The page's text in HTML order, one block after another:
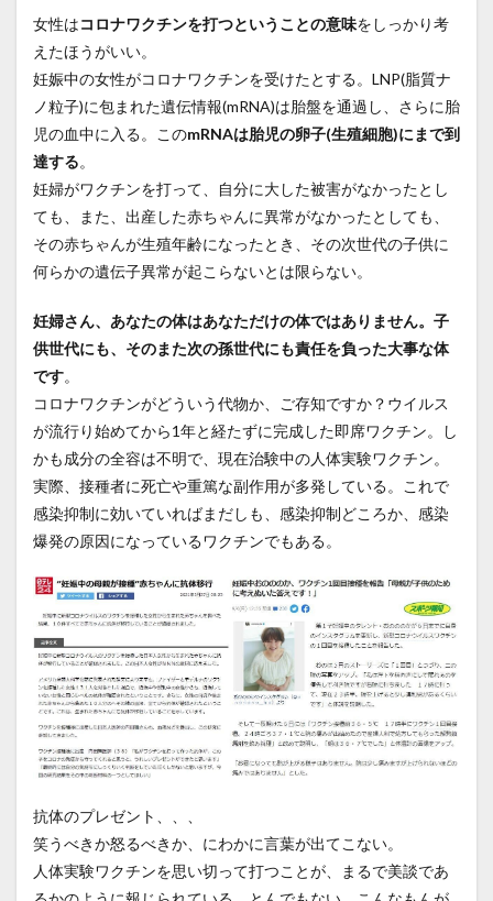
女性はコロナワクチンを打つということの意味をしっかり考
えたほうがいい。
妊娠中の女性がコロナワクチンを受けたとする。LNP(脂質ナ
ノ粒子)に包まれた遺伝情報(mRNA)は胎盤を通過し、さらに胎
児の血中に入る。このmRNAは胎児の卵子(生殖細胞)にまで到
達する。
妊婦がワクチンを打って、自分に大した被害がなかったとし
ても、また、出産した赤ちゃんに異常がなかったとしても、
その赤ちゃんが生殖年齢になったとき、その次世代の子供に
何らかの遺伝子異常が起こらないとは限らない。
妊婦さん、あなたの体はあなただけの体ではありません。子
供世代にも、そのまた次の孫世代にも責任を負った大事な体
です。
コロナワクチンがどういう代物か、ご存知ですか？ウイルス
が流行り始めてから1年と経たずに完成した即席ワクチン。し
かも成分の全容は不明で、現在治験中の人体実験ワクチン。
実際、接種者に死亡や重篤な副作用が多発している。これで
感染抑制に効いていればまだしも、感染抑制どころか、感染
爆発の原因になっているワクチンでもある。
抗体のプレゼント、、、
笑うべきか怒るべきか、にわかに言葉が出てこない。
人体実験ワクチンを思い切って打つことが、まるで美談であ